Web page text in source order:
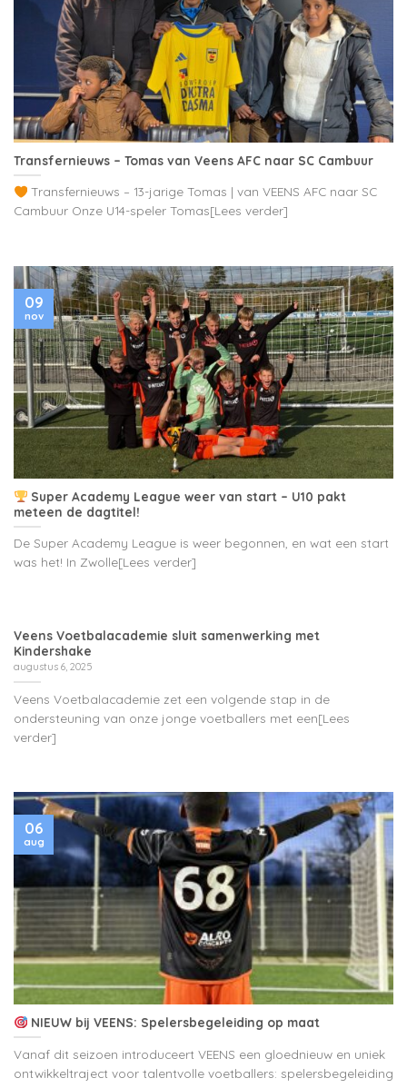
Transfernieuws – Tomas van Veens AFC naar SC Cambuur
Transfernieuws – 13-jarige Tomas | van VEENS AFC naar SC
Cambuur Onze U14-speler Tomas[Lees verder]
Super Academy League weer van start – U10 pakt
meteen de dagtitel!
De Super Academy League is weer begonnen, en wat een start
was het! In Zwolle[Lees verder]
09
nov
Veens Voetbalacademie sluit samenwerking met
Kindershake
augustus 6, 2025
Veens Voetbalacademie zet een volgende stap in de
ondersteuning van onze jonge voetballers met een[Lees
verder]
NIEUW bij VEENS: Spelersbegeleiding op maat
Vanaf dit seizoen introduceert VEENS een gloednieuw en uniek
ontwikkeltraject voor talentvolle voetballers: spelersbegeleiding
06
aug